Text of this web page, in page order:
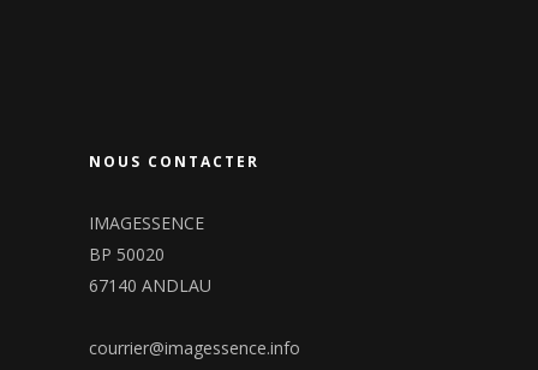
NOUS CONTACTER
IMAGESSENCE
BP 50020
67140 ANDLAU
courrier@imagessence.info